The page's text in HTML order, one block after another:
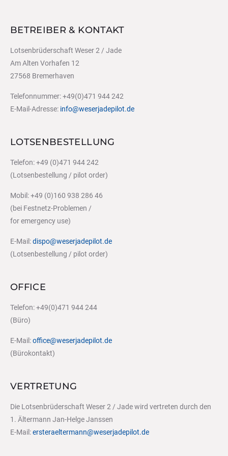
BETREIBER & KONTAKT
Lotsenbrüderschaft Weser 2 / Jade
Am Alten Vorhafen 12
27568 Bremerhaven
Telefonnummer: +49(0)471 944 242
E-Mail-Adresse: info@weserjadepilot.de
LOTSENBESTELLUNG
Telefon: +49 (0)471 944 242
(Lotsenbestellung / pilot order)
Mobil: +49 (0)160 938 286 46
(bei Festnetz-Problemen /
for emergency use)
E-Mail:dispo@weserjadepilot.de
(Lotsenbestellung / pilot order)
OFFICE
Telefon: +49(0)471 944 244
(Büro)
E-Mail:office@weserjadepilot.de
(Bürokontakt)
VERTRETUNG
Die Lotsenbrüderschaft Weser 2 / Jade wird vertreten durch den
1. Ältermann Jan-Helge Janssen
E-Mail:ersteraeltermann@weserjadepilot.de